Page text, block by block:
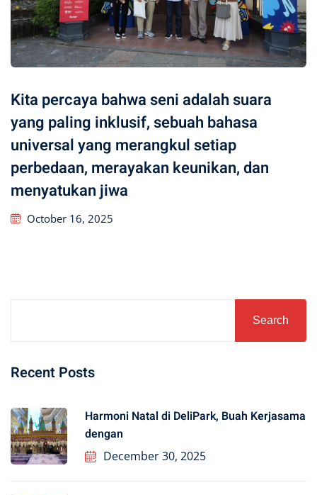
Kita percaya bahwa seni adalah suara
yang paling inklusif, sebuah bahasa
universal yang merangkul setiap
perbedaan, merayakan keunikan, dan
menyatukan jiwa
October 16, 2025
Search
Recent Posts
Harmoni Natal di DeliPark, Buah Kerjasama
dengan
December 30, 2025